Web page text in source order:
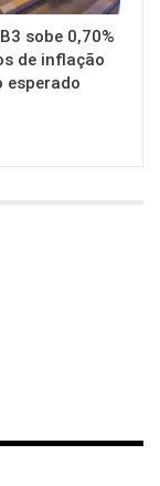
sobe 0,70%
de inflação
esperado